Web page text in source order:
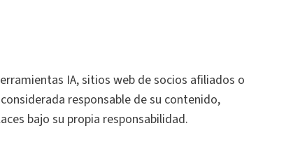
IA, sitios web de socios afiliados o
responsable de su contenido,
bajo su propia responsabilidad.